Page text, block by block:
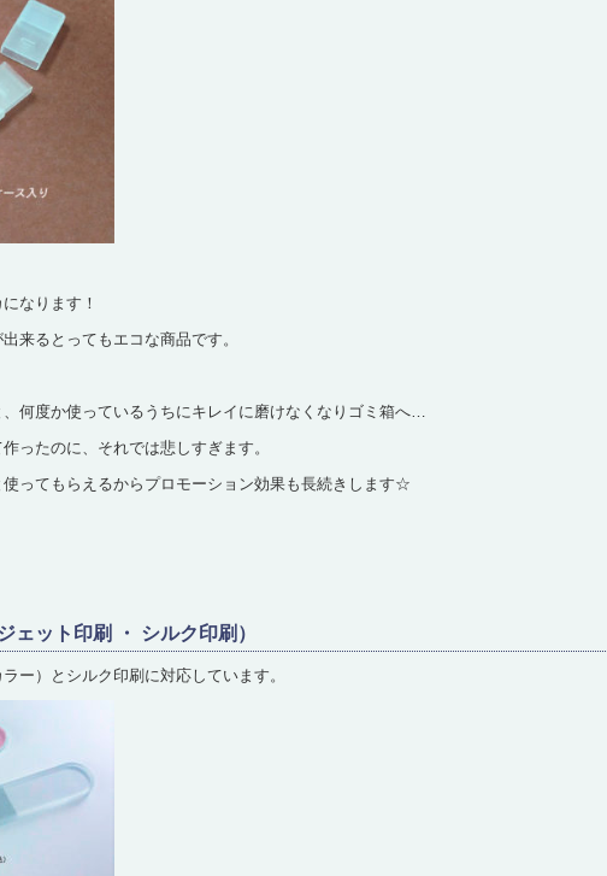
なります！
来るとってもエコな商品です。
何度か使っているうちにキレイに磨けなくなりゴミ箱へ…
ったのに、それでは悲しすぎます。
ってもらえるからプロモーション効果も長続きします☆
ェット印刷 ・ シルク印刷）
ー）とシルク印刷に対応しています。